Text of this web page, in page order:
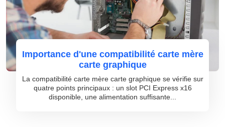
Importance d'une compatibilité carte mère
carte graphique
La compatibilité carte mère carte graphique se vérifie sur
quatre points principaux : un slot PCI Express x16
disponible, une alimentation suffisante...